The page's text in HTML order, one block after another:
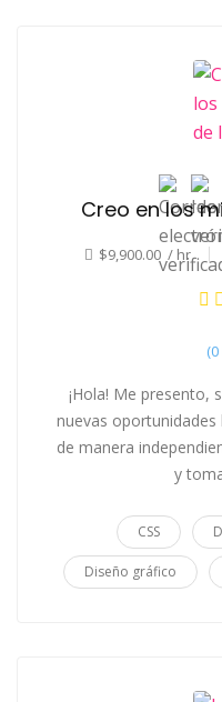
Creo en los
$9,900.00 / hr
¡Hola! Me presento,
nuevas
de manera
y
CSS
Diseño gráfico